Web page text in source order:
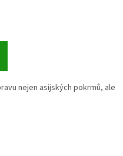
nejen asijských pokrmů, ale